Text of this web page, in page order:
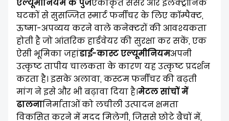
एल्यूमीनियम के पुर्जेएकीकृत सेंसर और इलेक्ट्रॉनिक
घटकों से सुसज्जित स्मार्ट फर्नीचर के लिए कॉम्पैक्ट,
ऊष्मा-अपव्यय करने वाले कनेक्टरों की आवश्यकता
होती है जो आंतरिक हार्डवेयर की सुरक्षा कर सकें, एक
ऐसी भूमिका जहांडाई-कास्ट एल्यूमीनियमअपनी
उत्कृष्ट तापीय चालकता के कारण यह उत्कृष्ट प्रदर्शन
करता है। इसके अलावा, कस्टम फर्नीचर की बढ़ती
मांग ने इसे और भी बढ़ावा दिया है।मेटल सांचों में
ढालनानिर्माताओं को लचीली उत्पादन क्षमता
विकसित करने में मदद मिलेगी, जिससे छोटे बैचों में,